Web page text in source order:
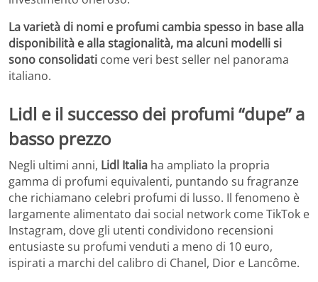
La varietà di nomi e profumi cambia spesso in base alla
disponibilità e alla stagionalità, ma alcuni modelli si
sono consolidati come veri best seller nel panorama
italiano.
Lidl e il successo dei profumi “dupe” a
basso prezzo
Negli ultimi anni, Lidl Italia ha ampliato la propria
gamma di profumi equivalenti, puntando su fragranze
che richiamano celebri profumi di lusso. Il fenomeno è
largamente alimentato dai social network come TikTok e
Instagram, dove gli utenti condividono recensioni
entusiaste su profumi venduti a meno di 10 euro,
ispirati a marchi del calibro di Chanel, Dior e Lancôme.